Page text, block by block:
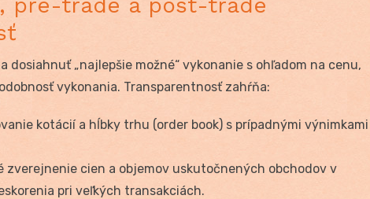
dosiahnuť „najlepšie možné“ vykonanie s ohľadom na cenu,
vykonania. Transparentnosť zahŕňa:
kotácií a hĺbky trhu (order book) s prípadnými výnimkami
zverejnenie cien a objemov uskutočnených obchodov v
pri veľkých transakciách.